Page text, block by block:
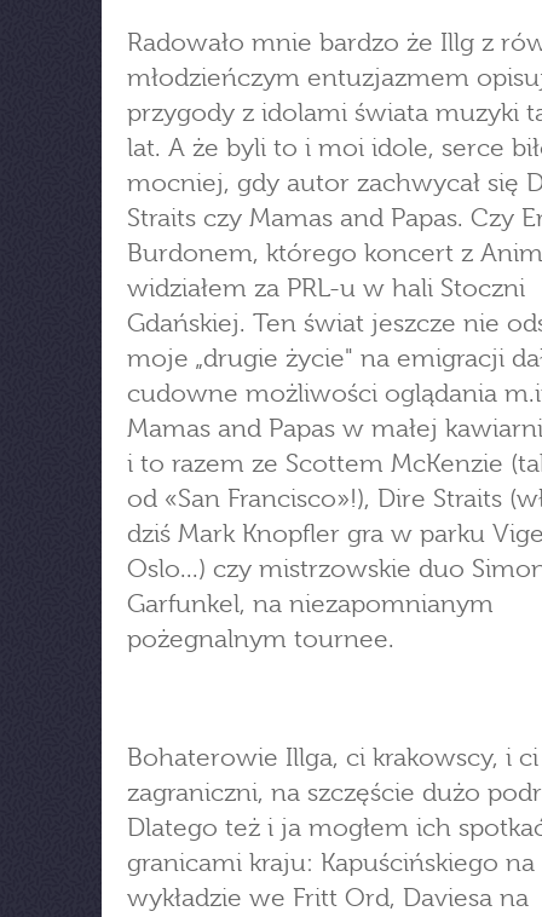
Radowało mnie bardzo że Illg z
młodzieńczym entuzjazmem
przygody z idolami świata muzyki
lat. A że byli to i moi idole, serce
mocniej, gdy autor zachwycał się
Straits czy Mamas and Papas. Czy
Burdonem, którego koncert z
widziałem za PRL-u w hali Stoczni
Gdańskiej. Ten świat jeszcze nie
moje „drugie życie" na emigracji
cudowne możliwości oglądania
Mamas and Papas w małej
i to razem ze Scottem McKenzie
od «San Francisco»!), Dire Straits
dziś Mark Knopfler gra w parku
Oslo...) czy mistrzowskie duo
Garfunkel, na niezapomnianym
pożegnalnym tournee.
Bohaterowie Illga, ci krakowscy, i ci
zagraniczni, na szczęście dużo
Dlatego też i ja mogłem ich
granicami kraju: Kapuścińskiego na
wykładzie we Fritt Ord, Daviesa na